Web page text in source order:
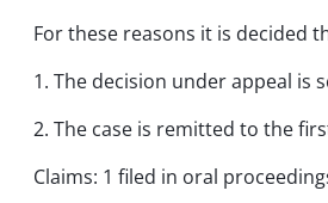
For these reasons it is decided
1. The decision under appeal is
2. The case is remitted to the
Claims: 1 filed in oral